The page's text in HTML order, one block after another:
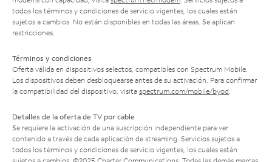
todos los términos y condiciones de servicio vigentes, los cuales están
sujetos a cambios. No están disponibles en todas las áreas. Se aplican
restricciones.
Términos y condiciones
Oferta válida en dispositivos selectos, compatibles con Spectrum Mobile.
Los dispositivos deben desbloquearse antes de su activación. Para confirmar
la compatibilidad del dispositivo, visita spectrum.com/mobile/byod
Detalles de la oferta de TV por cable
Se requiere la activación de una suscripción independiente para ver
contenido a través de cada aplicación de streaming. Servicios sujetos a
todos los términos y condiciones de servicio vigentes, los cuales están